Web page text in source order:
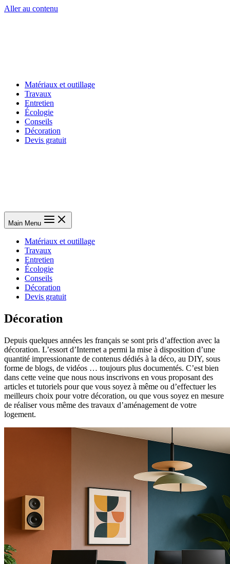
Aller au contenu
Matériaux et outillage
Travaux
Entretien
Écologie
Conseils
Décoration
Devis gratuit
Main Menu
Matériaux et outillage
Travaux
Entretien
Écologie
Conseils
Décoration
Devis gratuit
Décoration
Depuis quelques années les français se sont pris d’affection avec la
décoration. L’essort d’Internet a permi la mise à disposition d’une
quantité impressionante de contenus dédiés à la déco, au DIY, sous
forme de blogs, de vidéos … toujours plus documentés. C’est bien
dans cette veine que nous nous inscrivons en vous proposant des
articles et tutoriels pour que vous soyez à même ou d’effectuer les
meilleurs choix pour votre décoration, ou que vous soyez en mesure
de réaliser vous même des travaux d’aménagement de votre
logement.